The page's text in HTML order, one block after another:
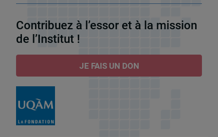
Contribuez à l’essor et à la mission
de l’Institut !
JE FAIS UN DON